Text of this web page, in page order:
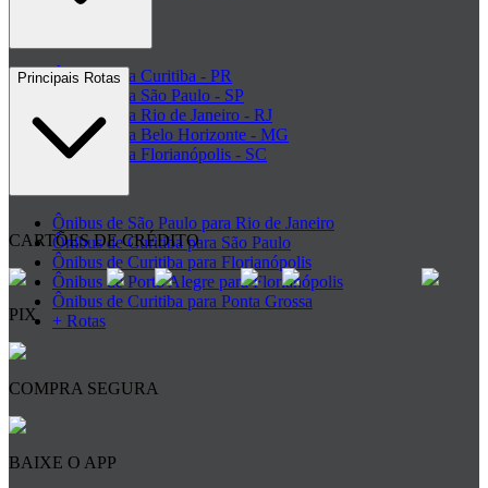
+ Rodoviárias
Ônibus para Curitiba - PR
Ônibus para São Paulo - SP
Ônibus para Rio de Janeiro - RJ
Ônibus para Belo Horizonte - MG
Ônibus para Florianópolis - SC
Principais Rotas
Ônibus de São Paulo para Rio de Janeiro
Ônibus de Curitiba para São Paulo
Ônibus de Curitiba para Florianópolis
Ônibus de Porto Alegre para Florianópolis
Ônibus de Curitiba para Ponta Grossa
+ Rotas
CARTÕES DE CRÉDITO
PIX
COMPRA SEGURA
BAIXE O APP